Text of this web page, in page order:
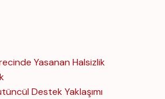
Yasanan Halsizlik
Destek Yaklaşımı